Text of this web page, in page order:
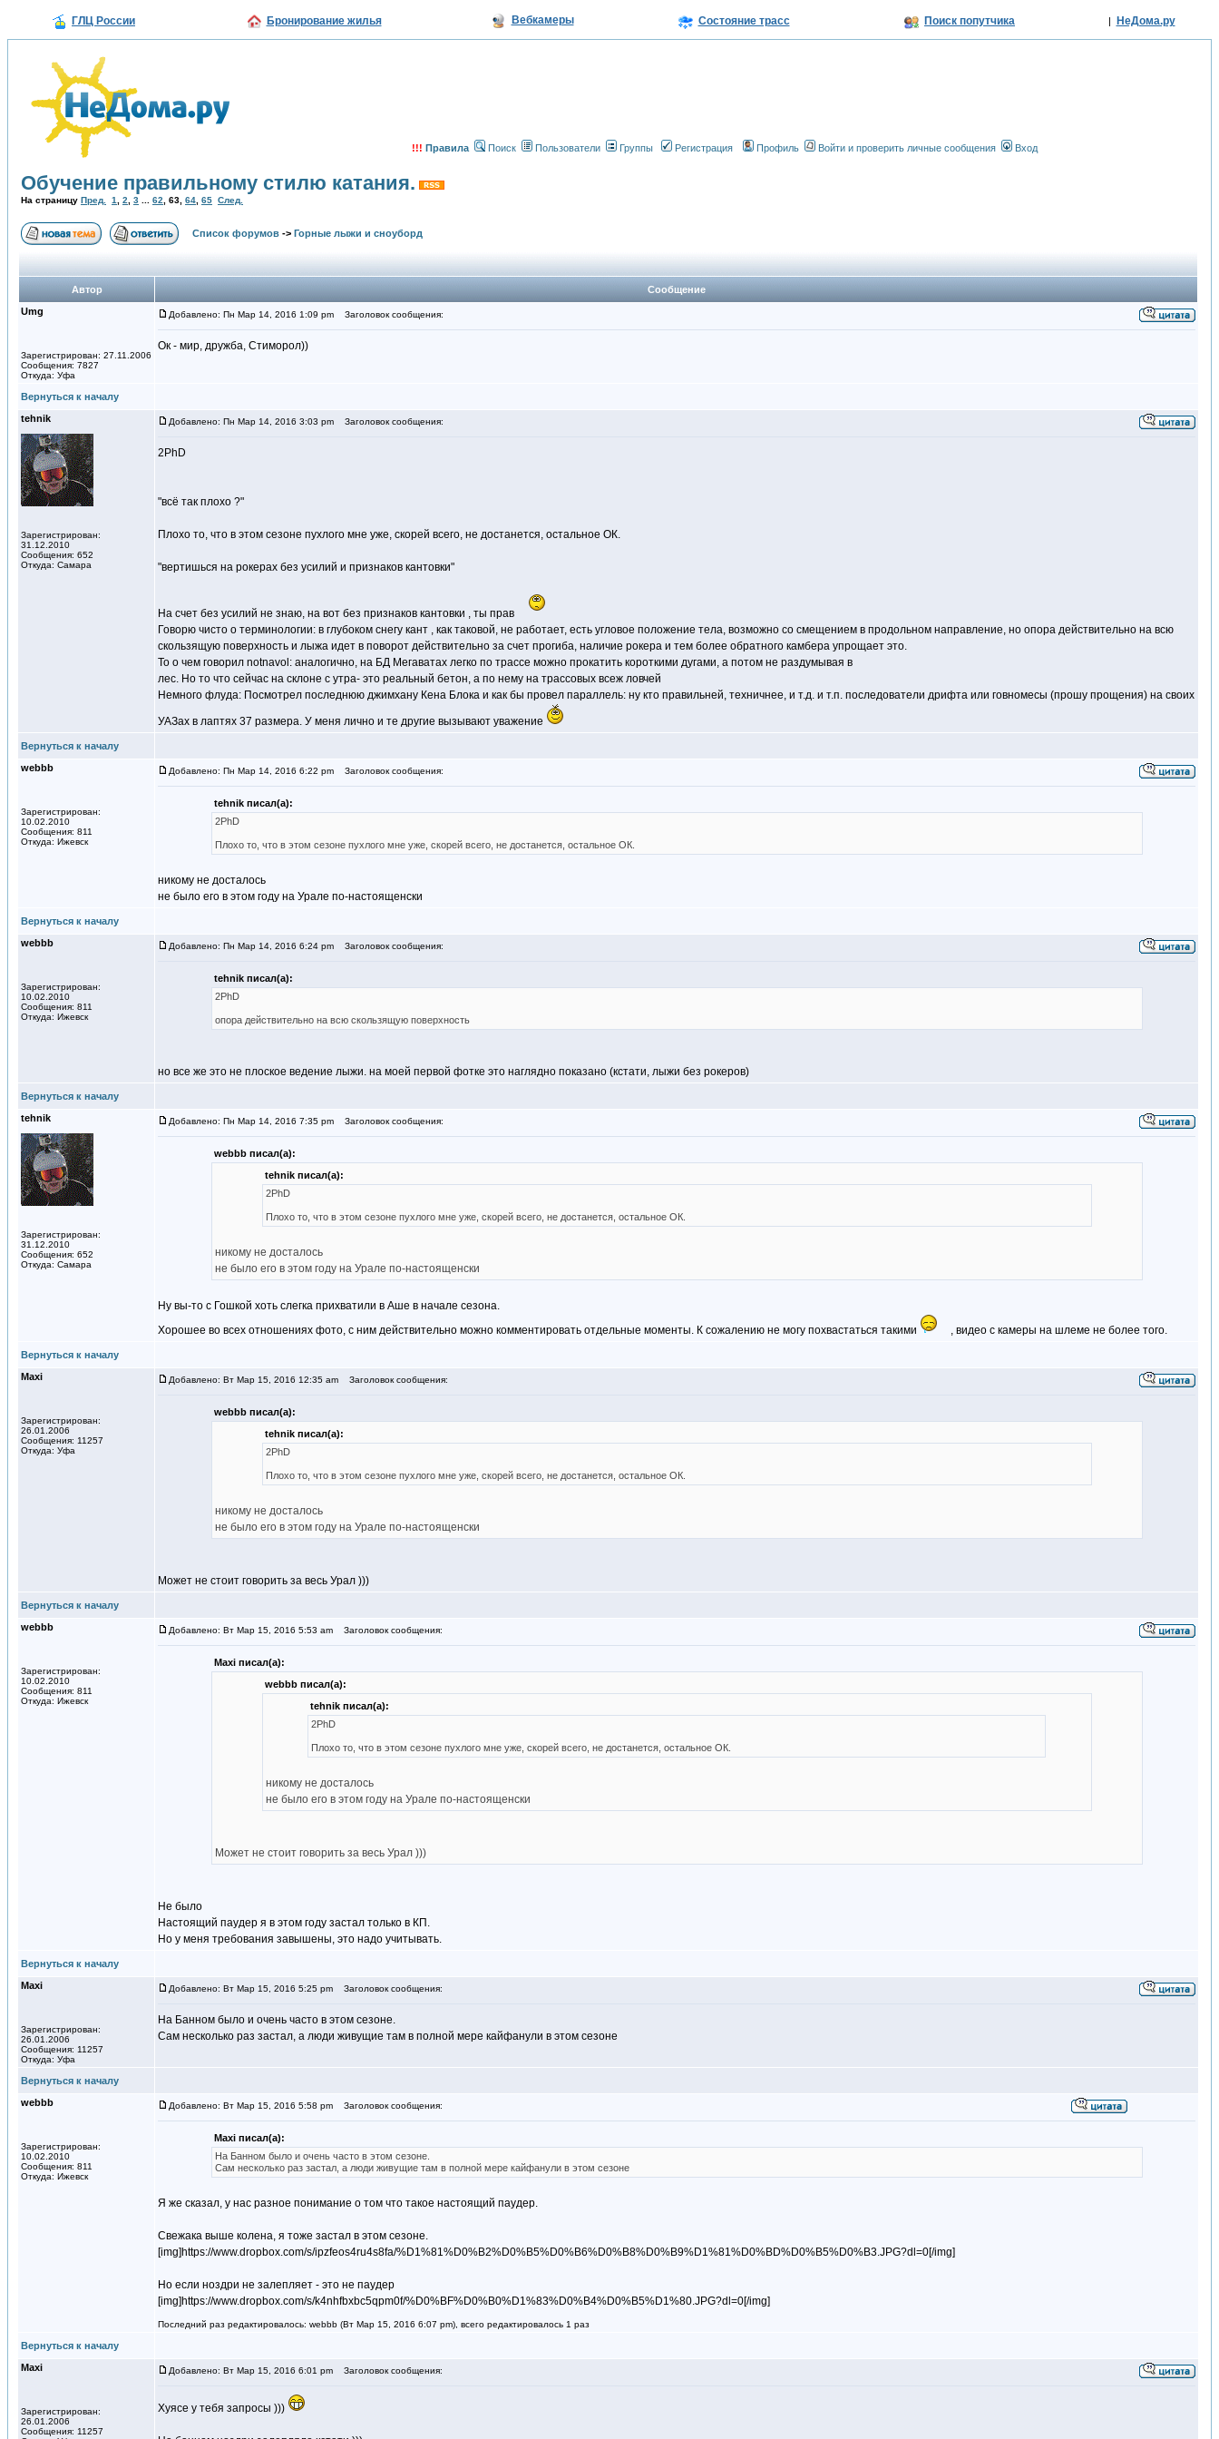
ГЛЦ России Бронирование жилья Вебкамеры Состояние трасс Поиск попутчика | НеДома.ру
!!! Правила Поиск Пользователи Группы Регистрация Профиль Войти и проверить личные сообщения Вход
Обучение правильному стилю катания.
На страницу Пред. 1 2 3 62 63 64 65 След.
Список форумов -> Горные лыжи и сноуборд
Автор
Сообщение
Umg
Зарегистрирован: 27.11.2006
Сообщения: 7827
Откуда: Уфа
Добавлено: Пн Мар 14, 2016 1:09 pm Заголовок сообщения:
Ок - мир, дружба, Стиморол))
Вернуться к началу
tehnik
Зарегистрирован:
31.12.2010
Сообщения: 652
Откуда: Самара
Добавлено: Пн Мар 14, 2016 3:03 pm Заголовок сообщения:
2PhD
"всё так плохо ?"
Плохо то, что в этом сезоне пухлого мне уже, скорей всего, не достанется, остальное ОК.
"вертишься на рокерах без усилий и признаков кантовки"
На счет без усилий не знаю, на вот без признаков кантовки , ты прав
Говорю чисто о терминологии: в глубоком снегу кант , как таковой, не работает, есть угловое положение тела, возможно со смещением в продольном направление, но опора действительно на всю
скользящую поверхность и лыжа идет в поворот действительно за счет прогиба, наличие рокера и тем более обратного камбера упрощает это.
То о чем говорил notnavol: аналогично, на БД Мегаватах легко по трассе можно прокатить короткими дугами, а потом не раздумывая в
лес. Но то что сейчас на склоне с утра- это реальный бетон, а по нему на трассовых всеж ловчей
Немного флуда: Посмотрел последнюю джимхану Кена Блока и как бы провел параллель: ну кто правильней, техничнее, и т.д. и т.п. последователи дрифта или говномесы (прошу прощения) на своих
УАЗах в лаптях 37 размера. У меня лично и те другие вызывают уважение
Вернуться к началу
webbb
Зарегистрирован:
10.02.2010
Сообщения: 811
Откуда: Ижевск
Добавлено: Пн Мар 14, 2016 6:22 pm Заголовок сообщения:
tehnik писал(а):
2PhD
Плохо то, что в этом сезоне пухлого мне уже, скорей всего, не достанется, остальное ОК.
никому не досталось
не было его в этом году на Урале по-настоященски
Вернуться к началу
webbb
Зарегистрирован:
10.02.2010
Сообщения: 811
Откуда: Ижевск
Добавлено: Пн Мар 14, 2016 6:24 pm Заголовок сообщения:
tehnik писал(а):
2PhD
опора действительно на всю скользящую поверхность
но все же это не плоское ведение лыжи. на моей первой фотке это наглядно показано (кстати, лыжи без рокеров)
Вернуться к началу
tehnik
Зарегистрирован:
31.12.2010
Сообщения: 652
Откуда: Самара
Добавлено: Пн Мар 14, 2016 7:35 pm Заголовок сообщения:
webbb писал(а):
tehnik писал(а):
2PhD
Плохо то, что в этом сезоне пухлого мне уже, скорей всего, не достанется, остальное ОК.
никому не досталось
не было его в этом году на Урале по-настоященски
Ну вы-то с Гошкой хоть слегка прихватили в Аше в начале сезона.
Хорошее во всех отношениях фото, с ним действительно можно комментировать отдельные моменты. К сожалению не могу похвастаться такими
, видео с камеры на шлеме не более того.
Вернуться к началу
Maxi
Зарегистрирован:
26.01.2006
Сообщения: 11257
Откуда: Уфа
Добавлено: Вт Мар 15, 2016 12:35 am Заголовок сообщения:
webbb писал(а):
tehnik писал(а):
2PhD
Плохо то, что в этом сезоне пухлого мне уже, скорей всего, не достанется, остальное ОК.
никому не досталось
не было его в этом году на Урале по-настоященски
Может не стоит говорить за весь Урал )))
Вернуться к началу
webbb
Зарегистрирован:
10.02.2010
Сообщения: 811
Откуда: Ижевск
Добавлено: Вт Мар 15, 2016 5:53 am Заголовок сообщения:
Maxi писал(а):
webbb писал(а):
tehnik писал(а):
2PhD
Плохо то, что в этом сезоне пухлого мне уже, скорей всего, не достанется, остальное ОК.
никому не досталось
не было его в этом году на Урале по-настоященски
Может не стоит говорить за весь Урал )))
Не было
Настоящий паудер я в этом году застал только в КП.
Но у меня требования завышены, это надо учитывать.
Вернуться к началу
Maxi
Зарегистрирован:
26.01.2006
Сообщения: 11257
Откуда: Уфа
Добавлено: Вт Мар 15, 2016 5:25 pm Заголовок сообщения:
На Банном было и очень часто в этом сезоне.
Сам несколько раз застал, а люди живущие там в полной мере кайфанули в этом сезоне
Вернуться к началу
webbb
Зарегистрирован:
10.02.2010
Сообщения: 811
Откуда: Ижевск
Добавлено: Вт Мар 15, 2016 5:58 pm Заголовок сообщения:
Maxi писал(а):
На Банном было и очень часто в этом сезоне.
Сам несколько раз застал, а люди живущие там в полной мере кайфанули в этом сезоне
Я же сказал, у нас разное понимание о том что такое настоящий паудер.
Свежака выше колена, я тоже застал в этом сезоне.
[img]https://www.dropbox.com/s/ipzfeos4ru4s8fa/%D1%81%D0%B2%D0%B5%D0%B6%D0%B8%D0%B9%D1%81%D0%BD%D0%B5%D0%B3.JPG?dl=0[/img]
Но если ноздри не залепляет - это не паудер
[img]https://www.dropbox.com/s/k4nhfbxbc5qpm0f/%D0%BF%D0%B0%D1%83%D0%B4%D0%B5%D1%80.JPG?dl=0[/img]
Последний раз редактировалось: webbb (Вт Мар 15, 2016 6:07 pm), всего редактировалось 1 раз
Вернуться к началу
Maxi
Зарегистрирован:
26.01.2006
Сообщения: 11257
Добавлено: Вт Мар 15, 2016 6:01 pm Заголовок сообщения:
Хуясе у тебя запросы )))